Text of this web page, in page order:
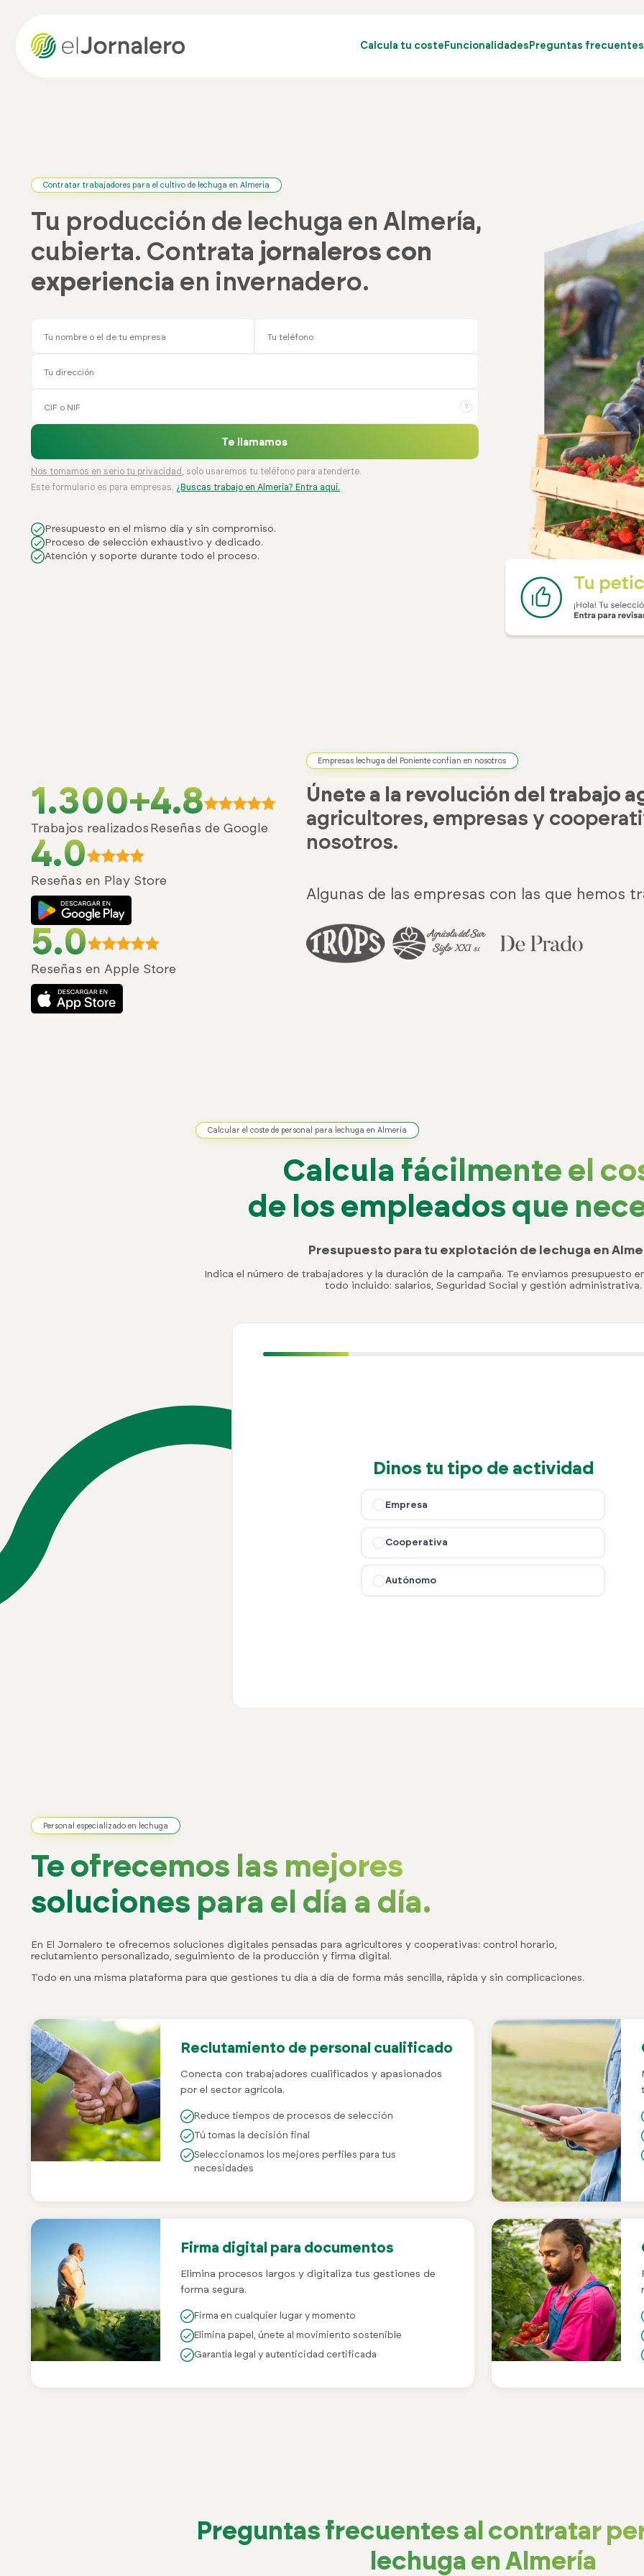
Calcula tu coste Funcionalidades Preguntas frecuentes
Contratar trabajadores para el cultivo de lechuga en Almería
Tu producción de lechuga en Almería,
cubierta. Contrata jornaleros con
experiencia en invernadero.
?
Te llamamos
Nos tomamos en serio tu privacidad
, solo usaremos tu teléfono para atenderte.
Este formulario es para empresas. ¿Buscas trabajo en Almería? Entra aquí.
Presupuesto en el mismo día y sin compromiso.
Proceso de selección exhaustivo y dedicado.
Atención y soporte durante todo el proceso.
1.300+
Trabajos realizados
4.8
Reseñas de Google
4.0
Reseñas en Play Store
5.0
Reseñas en Apple Store
Empresas lechuga del Poniente confían en nosotros
Únete a la revolución del trabajo
agricultores, empresas y
nosotros.
Algunas de las empresas con las que hemos
Calcular el coste de personal para lechuga en Almería
Calcula fácilmente el
de los empleados que
Presupuesto para tu explotación de lechuga en
Indica el número de trabajadores y la duración de la campaña. Te enviamos presupuesto
todo incluido: salarios, Seguridad Social y gestión administrativa.
Dinos tu tipo de actividad
Empresa
Cooperativa
Autónomo
Personal especializado en lechuga
Te ofrecemos las mejores
soluciones para el día a día.
En El Jornalero te ofrecemos soluciones digitales pensadas para agricultores y cooperativas: control horario,
reclutamiento personalizado, seguimiento de la producción y firma digital.
Todo en una misma plataforma para que gestiones tu día a día de forma más sencilla, rápida y sin complicaciones.
Reclutamiento de personal cualificado
Conecta con trabajadores cualificados y apasionados
por el sector agrícola.
Reduce tiempos de procesos de selección
Tú tomas la decisión final
Seleccionamos los mejores perfiles para tus
necesidades
Firma digital para documentos
Elimina procesos largos y digitaliza tus gestiones de
forma segura.
Firma en cualquier lugar y momento
Elimina papel, únete al movimiento sostenible
Garantía legal y autenticidad certificada
Preguntas frecuentes al contratar
lechuga en Almería